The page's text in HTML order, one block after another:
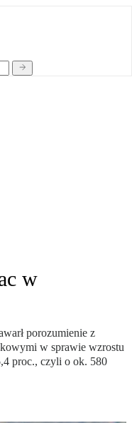
w
porozumienie z
w sprawie wzrostu
proc., czyli o ok. 580